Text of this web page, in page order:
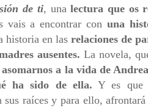
de ti, unalectura que os
vais a encontrar con una
historia en las relaciones de
ausentes. La novela,
asomarnos a la vida de
ha sido de ella. Y es que
sus raíces y para ello,